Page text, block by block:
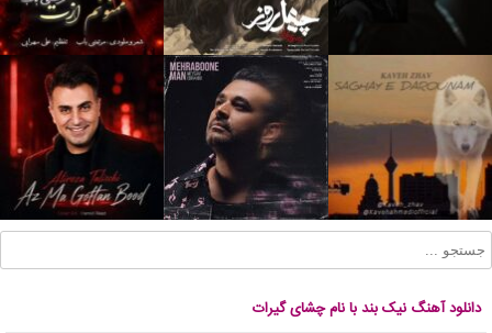
دانلود آهنگ نیک بند با نام چشای گیرات